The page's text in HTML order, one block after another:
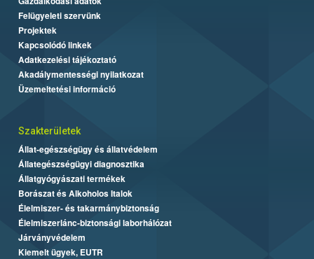
Felügyeleti szervünk
Projektek
Kapcsolódó linkek
Adatkezelési tájékoztató
Akadálymentességi nyilatkozat
Üzemeltetési információ
Szakterületek
Állat-egészségügy és állatvédelem
Állategészségügyi diagnosztika
Állatgyógyászati termékek
Borászat és Alkoholos Italok
Élelmiszer- és takarmánybiztonság
Élelmiszerlánc-biztonsági laborhálózat
Járványvédelem
Kiemelt ügyek, EUTR